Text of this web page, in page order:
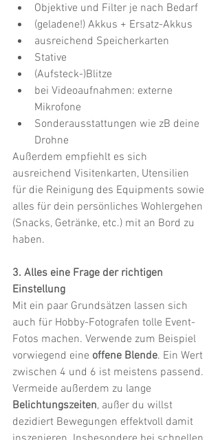
Objektive und Filter je nach Bedarf
(geladene!) Akkus + Ersatz-Akkus
ausreichend Speicherkarten
Stative
(Aufsteck-)Blitze
bei Videoaufnahmen: externe
Mikrofone
Sonderausstattungen wie zB deine
Drohne
Außerdem empfiehlt es sich
ausreichend Visitenkarten, Utensilien
für die Reinigung des Equipments sowie
alles für dein persönliches Wohlergehen
(Snacks, Getränke, etc.) mit an Bord zu
haben.
3. Alles eine Frage der richtigen
Einstellung
Mit ein paar Grundsätzen lassen sich
auch für Hobby-Fotografen tolle Event-
Fotos machen. Verwende zum Beispiel
vorwiegend eine offene Blende. Ein Wert
zwischen 4 und 6 ist meistens passend.
Vermeide außerdem zu lange
Belichtungszeiten, außer du willst
dezidiert Bewegungen effektvoll damit